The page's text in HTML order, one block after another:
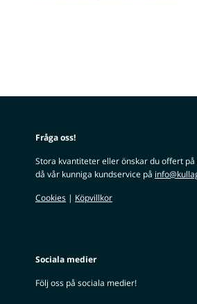
Fråga oss!
Stora kvantiteter eller önskar du offert
då vår kunniga kundservice på
Cookies | Köpvillkor
Sociala medier
Följ oss på sociala medier!